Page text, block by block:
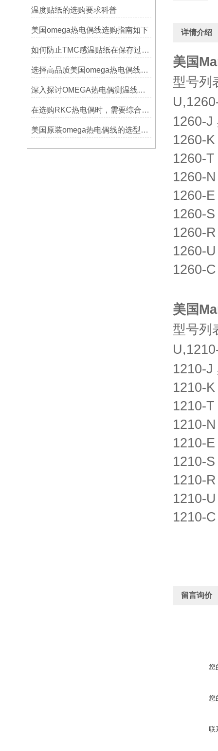
温度贴纸的选购要求科普
美国omega热电偶线选购指南如下
如何防止TMC感温贴纸在保存过程中损坏？
选择高品质美国omega热电偶线的要点？
深入探讨OMEGA热电偶测温线的制作工艺
在选购RKC热电偶时，需要综合考虑多个因素
美国原装omega热电偶线的选型指标
详情介绍
美国
型号列
1260-J
1260-
1260-
1260-
1260-
1260-
1260-
1260-
1260-
美国
型号列
1210-J
1210-
1210-
1210-
1210-
1210-
1210-
1210-
1210-
留言询价
您
您
联